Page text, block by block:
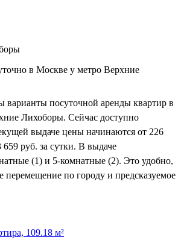
в Москве у метро Верхние
варианты посуточной аренды квартир в
Лихоборы. Сейчас доступно
выдаче цены начинаются от 226
659 руб. за сутки. В выдаче
(1) и 5-комнатные (2). Это удобно,
перемещение по городу и предсказуемое
109.18 м²